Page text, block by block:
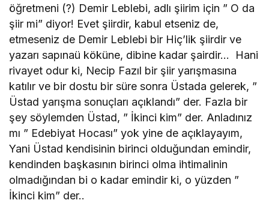
öğretmeni (?) Demir Leblebi, adlı şiirim için ” O da
şiir mi” diyor! Evet şiirdir, kabul etseniz de,
etmeseniz de Demir Leblebi bir Hiç’lik şiirdir ve
yazarı sapınaü köküne, dibine kadar şairdir… Hani
rivayet odur ki, Necip Fazıl bir şiir yarışmasına
katılır ve bir dostu bir süre sonra Üstada gelerek, ”
Üstad yarışma sonuçları açıklandı” der. Fazla bir
şey söylemden Üstad, ” İkinci kim” der. Anladınız
mı ” Edebiyat Hocası” yok yine de açıklayayım,
Yani Üstad kendisinin birinci olduğundan emindir,
kendinden başkasının birinci olma ihtimalinin
olmadığından bi o kadar emindir ki, o yüzden ”
İkinci kim” der..